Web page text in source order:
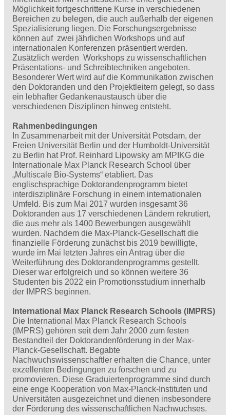
Möglichkeit fortgeschrittene Kurse in verschiedenen
Bereichen zu belegen, die auch außerhalb der eigenen
Spezialisierung liegen. Die Forschungsergebnisse
können auf zwei jährlichen Workshops und auf
internationalen Konferenzen präsentiert werden.
Zusätzlich werden Workshops zu wissenschaftlichen
Präsentations- und Schreibtechniken angeboten.
Besonderer Wert wird auf die Kommunikation zwischen
den Doktoranden und den Projektleitern gelegt, so dass
ein lebhafter Gedankenaustausch über die
verschiedenen Disziplinen hinweg entsteht.
Rahmenbedingungen
In Zusammenarbeit mit der Universität Potsdam, der
Freien Universität Berlin und der Humboldt-Universität
zu Berlin hat Prof. Reinhard Lipowsky am MPIKG die
Internationale Max Planck Research School über
„Multiscale Bio-Systems“ etabliert. Das
englischsprachige Doktorandenprogramm bietet
interdisziplinäre Forschung in einem internationalen
Umfeld. Bis zum Mai 2017 wurden insgesamt 36
Doktoranden aus 17 verschiedenen Ländern rekrutiert,
die aus mehr als 1400 Bewerbungen ausgewählt
wurden. Nachdem die Max-Planck-Gesellschaft die
finanzielle Förderung zunächst bis 2019 bewilligte,
wurde im Mai letzten Jahres ein Antrag über die
Weiterführung des Doktorandenprogramms gestellt.
Dieser war erfolgreich und so können weitere 36
Studenten bis 2022 ein Promotionsstudium innerhalb
der IMPRS beginnen.
International Max Planck Research Schools (IMPRS)
Die International Max Planck Research Schools
(IMPRS) gehören seit dem Jahr 2000 zum festen
Bestandteil der Doktorandenförderung in der Max-
Planck-Gesellschaft. Begabte
Nachwuchswissenschaftler erhalten die Chance, unter
exzellenten Bedingungen zu forschen und zu
promovieren. Diese Graduiertenprogramme sind durch
eine enge Kooperation von Max-Planck-Instituten und
Universitäten ausgezeichnet und dienen insbesondere
der Förderung des wissenschaftlichen Nachwuchses.